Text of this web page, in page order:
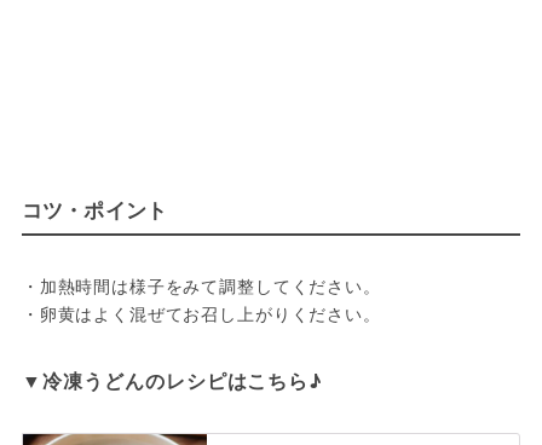
コツ・ポイント
・加熱時間は様子をみて調整してください。
・卵黄はよく混ぜてお召し上がりください。
▼冷凍うどんのレシピはこちら♪